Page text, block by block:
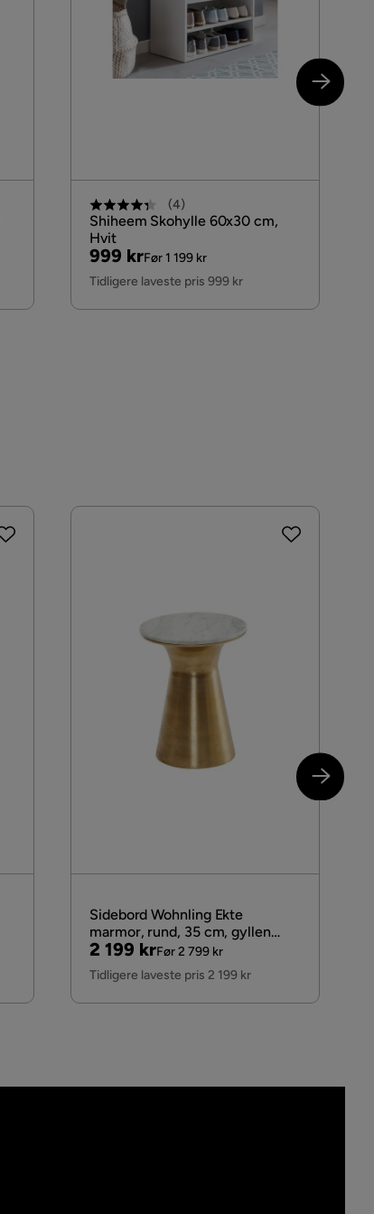
(4)
Shiheem Skohylle 60x30 cm,
Hvit
Pris
999 kr
Original
Pris
Før 1 199 kr
Tidligere laveste pris 999 kr
Sidebord Wohnling Ekte
marmor, rund, 35 cm, gyllen
base, moderne stil
Pris
2 199 kr
Original
Pris
Før 2 799 kr
Tidligere laveste pris 2 199 kr